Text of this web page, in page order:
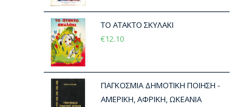
ΤΟ ΑΤΑΚΤΟ ΣΚΥΛΑΚΙ
€12.10
ΠΑΓΚΟΣΜΙΑ ΔΗΜΟΤΙΚΗ ΠΟΙΗΣΗ -
ΑΜΕΡΙΚΗ, ΑΦΡΙΚΗ, ΩΚΕΑΝΙΑ